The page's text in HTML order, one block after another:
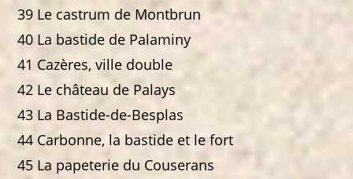
39 Le castrum de Montbrun
40 La bastide de Palaminy
41 Cazères, ville double
42 Le château de Palays
43 La Bastide-de-Besplas
44 Carbonne, la bastide et le fort
45 La papeterie du Couserans